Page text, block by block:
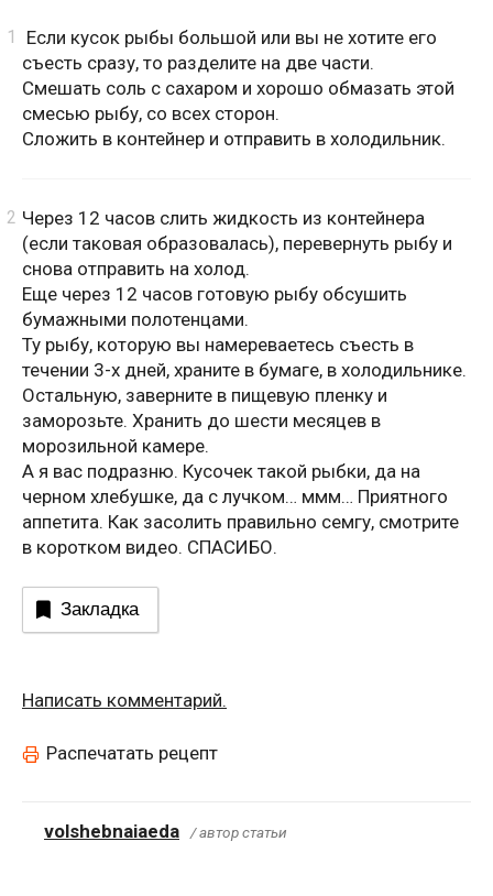
Если кусок рыбы большой или вы не хотите его
съесть сразу, то разделите на две части.
Смешать соль с сахаром и хорошо обмазать этой
смесью рыбу, со всех сторон.
Сложить в контейнер и отправить в холодильник.
Через 12 часов слить жидкость из контейнера
(если таковая образовалась), перевернуть рыбу и
снова отправить на холод.
Еще через 12 часов готовую рыбу обсушить
бумажными полотенцами.
Ту рыбу, которую вы намереваетесь съесть в
течении 3-х дней, храните в бумаге, в холодильнике.
Остальную, заверните в пищевую пленку и
заморозьте. Хранить до шести месяцев в
морозильной камере.
А я вас подразню. Кусочек такой рыбки, да на
черном хлебушке, да с лучком… ммм… Приятного
аппетита. Как засолить правильно семгу, смотрите
в коротком видео. СПАСИБО.
Закладка
Написать комментарий.
Распечатать рецепт
volshebnaiaeda / автор статьи